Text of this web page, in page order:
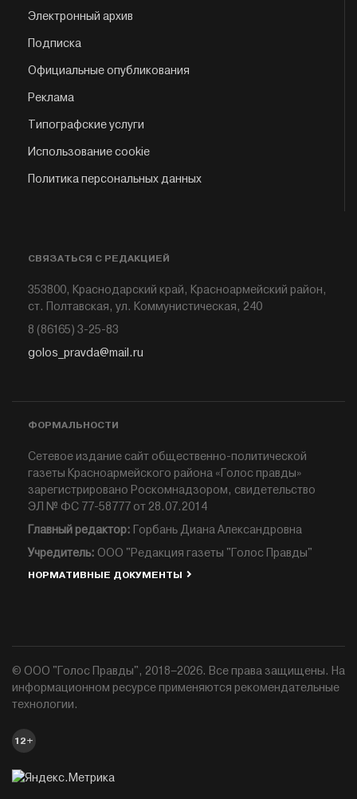
Электронный архив
Подписка
Официальные опубликования
Реклама
Типографские услуги
Использование cookie
Политика персональных данных
СВЯЗАТЬСЯ С РЕДАКЦИЕЙ
353800, Краснодарский край, Красноармейский район,
ст. Полтавская, ул. Коммунистическая, 240
8 (86165) 3-25-83
golos_pravda@mail.ru
ФОРМАЛЬНОСТИ
Сетевое издание сайт общественно-политической
газеты Красноармейского района «Голос правды»
зарегистрировано Роскомнадзором, свидетельство
ЭЛ № ФС 77-58777 от 28.07.2014
Главный редактор: Горбань Диана Александровна
Учредитель: ООО "Редакция газеты "Голос Правды"
НОРМАТИВНЫЕ ДОКУМЕНТЫ
© ООО "Голос Правды", 2018–2026. Все права защищены. На
информационном ресурсе применяются рекомендательные
технологии.
12+